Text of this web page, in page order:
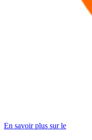
En savoir plus sur le